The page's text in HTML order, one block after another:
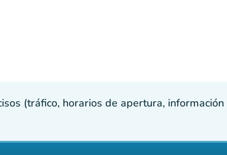
(tráfico, horarios de apertura, información